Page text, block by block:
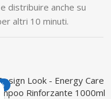
distribuire anche su
altri 10 minuti.